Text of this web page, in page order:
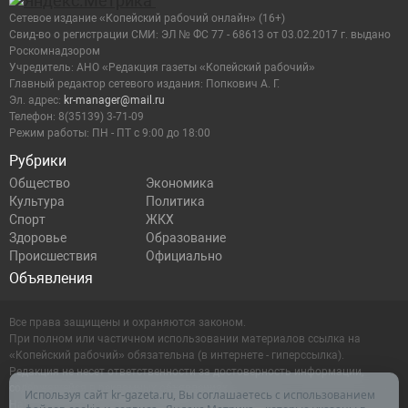
Рубрики
Общество
Экономика
Культура
Политика
Спорт
ЖКХ
Здоровье
Образование
Происшествия
Официально
Объявления
Сетевое издание «Копейский рабочий онлайн» (16+)
Cвид-во о регистрации СМИ: ЭЛ № ФС 77 - 68613 от 03.02.2017 г. выдано
Роскомнадзором
Учредитель: АНО «Редакция газеты «Копейский рабочий»
Главный редактор сетевого издания: Попкович А. Г.
Эл. адрес: kr-manager@mail.ru
Телефон: 8(35139) 3-71-09
Режим работы: ПН - ПТ с 9:00 до 18:00
Все права защищены и охраняются законом.
При полном или частичном использовании материалов ссылка на
«Копейский рабочий» обязательна (в интернете - гиперссылка).
Редакция не несет ответственности за достоверность информации,
содержащейся в рекламных объявлениях.
Настоящий ресурс может содержать материалы 16+
Используя сайт kr-gazeta.ru, Вы соглашаетесь с использованием